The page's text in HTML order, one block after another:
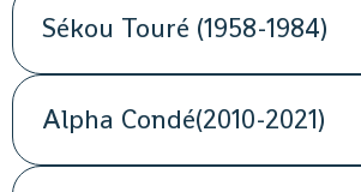
Sékou Touré (1958-1984)
Alpha Condé(2010-2021)